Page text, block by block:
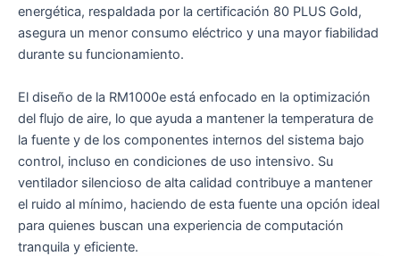
energética, respaldada por la certificación 80 PLUS Gold,
asegura un menor consumo eléctrico y una mayor fiabilidad
durante su funcionamiento.
El diseño de la RM1000e está enfocado en la optimización
del flujo de aire, lo que ayuda a mantener la temperatura de
la fuente y de los componentes internos del sistema bajo
control, incluso en condiciones de uso intensivo. Su
ventilador silencioso de alta calidad contribuye a mantener
el ruido al mínimo, haciendo de esta fuente una opción ideal
para quienes buscan una experiencia de computación
tranquila y eficiente.